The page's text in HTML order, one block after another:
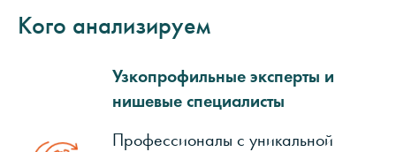
Кого анализируем
Узкопрофильные эксперты и
нишевые специалисты
Профессионалы с уникальной